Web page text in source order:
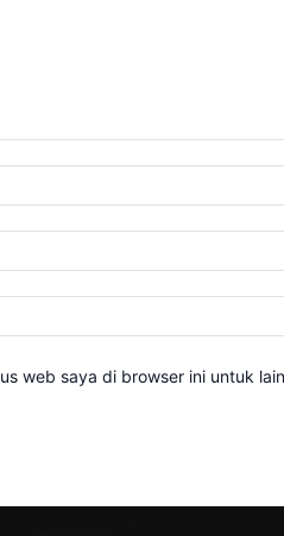
web saya di browser ini untuk